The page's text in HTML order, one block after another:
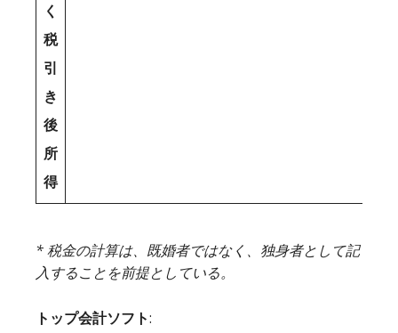
く
税
引
き
後
所
得
* 税金の計算は、既婚者ではなく、独身者として記
入することを前提としている。
トップ会計ソフト: